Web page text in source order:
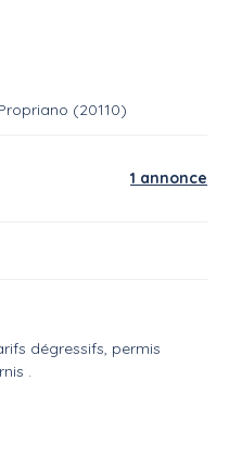
(20110)
1 annonce
dégressifs, permis
.